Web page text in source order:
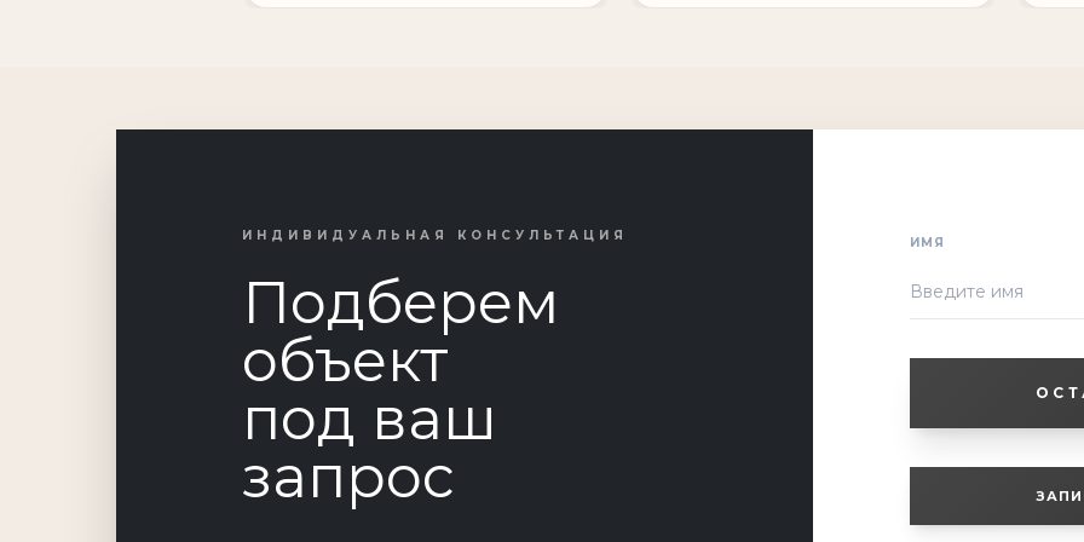
ИНДИВИДУАЛЬНАЯ КОНСУЛЬТАЦИЯ
Подберем
объект
под ваш
запрос
ИМЯ